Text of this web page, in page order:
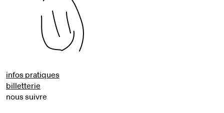
infos pratiques
billetterie
nous suivre